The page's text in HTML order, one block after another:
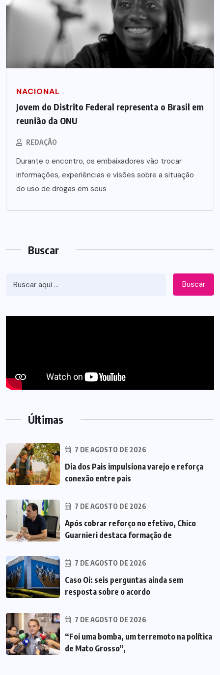
NACIONAL
Jovem do Distrito Federal representa o Brasil em
reunião da ONU
REDAÇÃO
Durante o encontro, os embaixadores vão trocar
informações, experiências e visões sobre a situação
do uso de drogas em seus
Buscar
Buscar
Últimas
7 DE AGOSTO DE 2026
Dia dos Pais impulsiona varejo e reforça
conexão entre pais
7 DE AGOSTO DE 2026
Após cobrar reforço no efetivo, Chico
Guarnieri destaca formação de
7 DE AGOSTO DE 2026
Caso Oi: seis perguntas ainda sem
resposta sobre o acordo
7 DE AGOSTO DE 2026
“Foi uma bomba, um terremoto na política
de Mato Grosso”,